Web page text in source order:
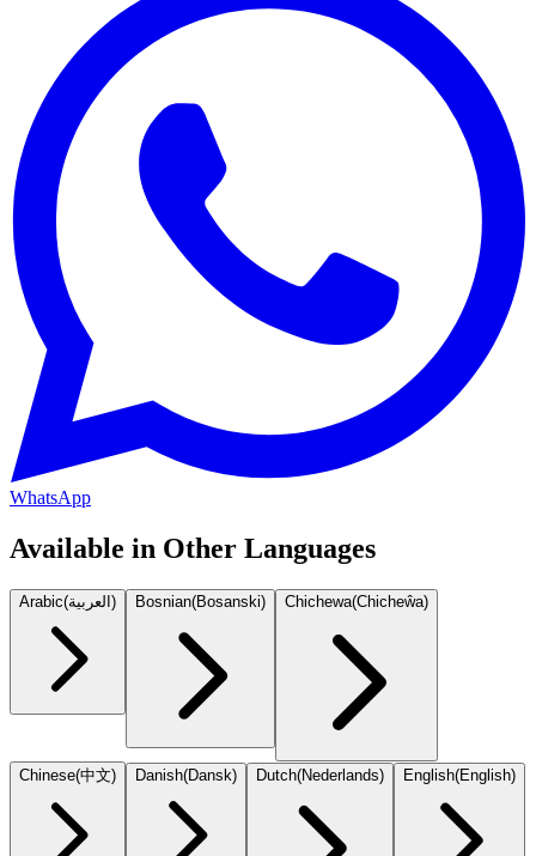
WhatsApp
Available in Other Languages
Arabic(العربية) Bosnian(Bosanski) Chichewa(Chicheŵa)
Chinese(中文) Danish(Dansk) Dutch(Nederlands) English(English)